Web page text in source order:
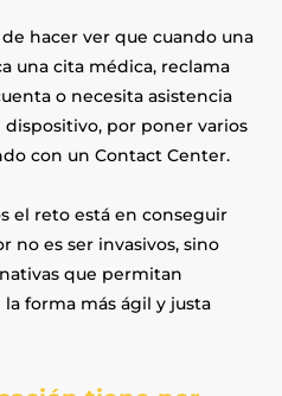
hacer ver que cuando una
una cita médica, reclama
o necesita asistencia
por poner varios
con un Contact Center.
el reto está en conseguir
no es ser invasivos, sino
que permitan
forma más ágil y justa